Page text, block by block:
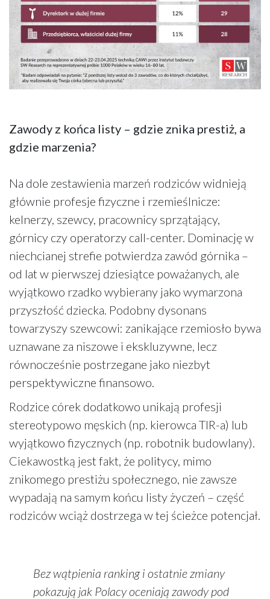
Zawody z końca listy – gdzie znika prestiż, a
gdzie marzenia?
Na dole zestawienia marzeń rodziców widnieją
głównie profesje fizyczne i rzemieślnicze:
kelnerzy, szewcy, pracownicy sprzątający,
górnicy czy operatorzy call-center. Dominację w
niechcianej strefie potwierdza zawód górnika –
od lat w pierwszej dziesiątce poważanych, ale
wyjątkowo rzadko wybierany jako wymarzona
przyszłość dziecka. Podobny dysonans
towarzyszy szewcowi: zanikające rzemiosło bywa
uznawane za niszowe i ekskluzywne, lecz
równocześnie postrzegane jako niezbyt
perspektywiczne finansowo.
Rodzice córek dodatkowo unikają profesji
stereotypowo męskich (np. kierowca TIR-a) lub
wyjątkowo fizycznych (np. robotnik budowlany).
Ciekawostką jest fakt, że politycy, mimo
znikomego prestiżu społecznego, nie zawsze
wypadają na samym końcu listy życzeń – część
rodziców wciąż dostrzega w tej ścieżce potencjał.
Bez wątpienia ranking i ostatnie zmiany
pokazują jak Polacy oceniają zawody pod